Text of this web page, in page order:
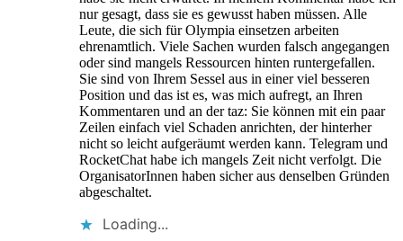
nur gesagt, dass sie es gewusst haben müssen. Alle
Leute, die sich für Olympia einsetzen arbeiten
ehrenamtlich. Viele Sachen wurden falsch angegangen
oder sind mangels Ressourcen hinten runtergefallen.
Sie sind von Ihrem Sessel aus in einer viel besseren
Position und das ist es, was mich aufregt, an Ihren
Kommentaren und an der taz: Sie können mit ein paar
Zeilen einfach viel Schaden anrichten, der hinterher
nicht so leicht aufgeräumt werden kann. Telegram und
RocketChat habe ich mangels Zeit nicht verfolgt. Die
OrganisatorInnen haben sicher aus denselben Gründen
abgeschaltet.
Loading...